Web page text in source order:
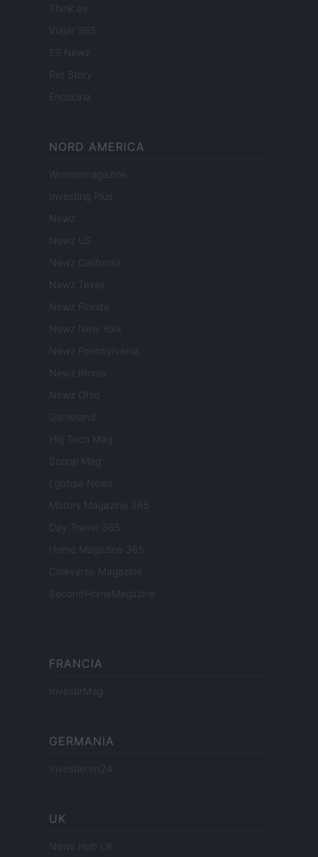
Think.es
Viajar 365
ES Newz
Pet Story
Encocina
NORD AMERICA
Womanmagazine
Investing Plus
Newz
Newz US
Newz California
Newz Texas
Newz Florida
Newz New York
Newz Pennsylvania
Newz Illinois
Newz Ohio
Gameland
Hig Tech Mag
Scoop Mag
Lgbtqia News
Motors Magazine 365
Day Travel 365
Home Magazine 365
Cineverse Magazine
SecondHomeMagazine
FRANCIA
InvestirMag
GERMANIA
Investieren24
UK
News Hub UK